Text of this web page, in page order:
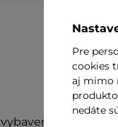
vybavená vysoko
Pre
cookies
aj mimo
nedáte